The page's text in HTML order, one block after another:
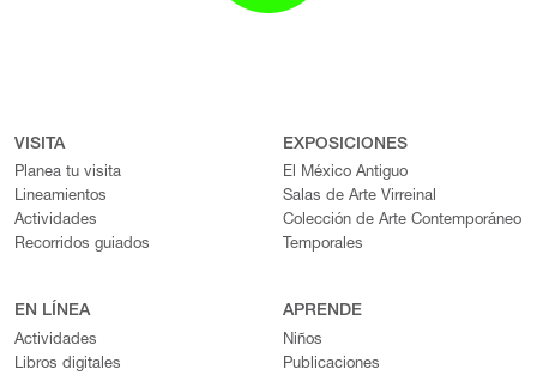
VISITA
Planea tu visita
Lineamientos
Actividades
Recorridos guiados
EXPOSICIONES
El México Antiguo
Salas de Arte Virreinal
Colección de Arte Contemporáneo
Temporales
EN LÍNEA
Actividades
Libros digitales
APRENDE
Niños
Publicaciones